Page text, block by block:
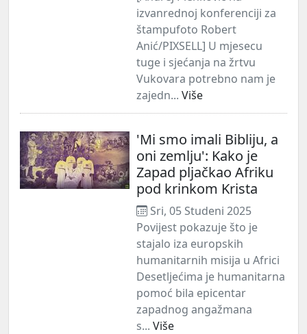
izvanrednoj konferenciji za
štampufoto Robert
Anić/PIXSELL] U mjesecu
tuge i sjećanja na žrtvu
Vukovara potrebno nam je
zajedn... Više
'Mi smo imali Bibliju, a
oni zemlju': Kako je
Zapad pljačkao Afriku
pod krinkom Krista
Sri, 05 Studeni 2025
Povijest pokazuje što je
stajalo iza europskih
humanitarnih misija u Africi
Desetljećima je humanitarna
pomoć bila epicentar
zapadnog angažmana
s... Više